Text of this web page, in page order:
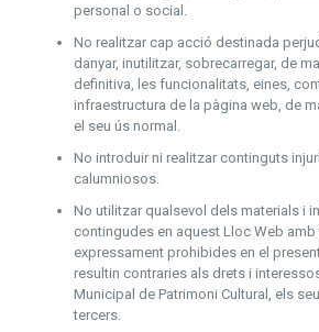
personal o social.
No realitzar cap acció destinada
danyar, inutilitzar, sobrecarregar, de
definitiva, les funcionalitats, eines,
infraestructura de la pàgina web, de
el seu ús normal.
No introduir ni realitzar continguts
calumniosos.
No utilitzar qualsevol dels materials i
contingudes en aquest Lloc Web amb
expressament prohibides en el
resultin contraries als drets i
Municipal de Patrimoni Cultural, els
tercers.